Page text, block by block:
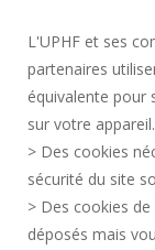
PUBLIC
LEGAL
PRESS AREA
RECRUITMENTS
SITE MAP
PERSONAL DATA
L'UPHF et ses
partenaires
équivalente pour
sur votre appareil.
> Des cookies
sécurité du site
> Des cookies
déposés mais